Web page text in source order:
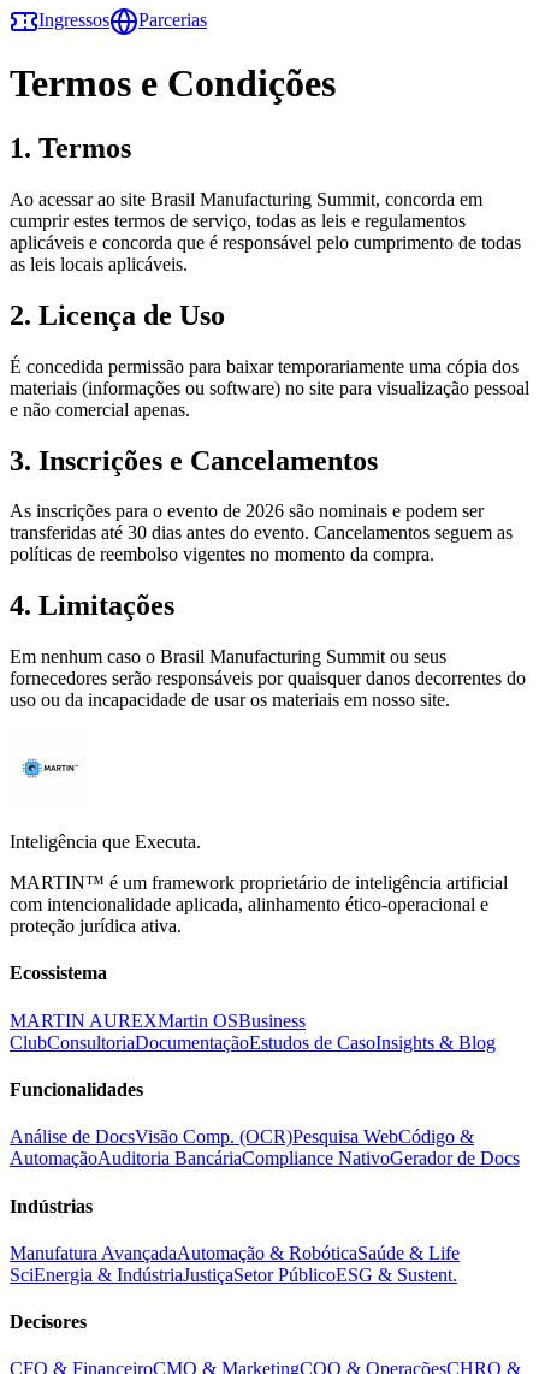
Ingressos Parcerias
Termos e Condições
1. Termos
Ao acessar ao site Brasil Manufacturing Summit, concorda em
cumprir estes termos de serviço, todas as leis e regulamentos
aplicáveis ​​e concorda que é responsável pelo cumprimento de todas
as leis locais aplicáveis.
2. Licença de Uso
É concedida permissão para baixar temporariamente uma cópia dos
materiais (informações ou software) no site para visualização pessoal
e não comercial apenas.
3. Inscrições e Cancelamentos
As inscrições para o evento de 2026 são nominais e podem ser
transferidas até 30 dias antes do evento. Cancelamentos seguem as
políticas de reembolso vigentes no momento da compra.
4. Limitações
Em nenhum caso o Brasil Manufacturing Summit ou seus
fornecedores serão responsáveis ​​por quaisquer danos decorrentes do
uso ou da incapacidade de usar os materiais em nosso site.
Inteligência que Executa.
MARTIN™ é um framework proprietário de inteligência artificial
com intencionalidade aplicada, alinhamento ético-operacional e
proteção jurídica ativa.
Ecossistema
MARTIN AUREXMartin OSBusiness
ClubConsultoriaDocumentaçãoEstudos de CasoInsights & Blog
Funcionalidades
Análise de DocsVisão Comp. (OCR)Pesquisa WebCódigo &
AutomaçãoAuditoria BancáriaCompliance NativoGerador de Docs
Indústrias
Manufatura AvançadaAutomação & RobóticaSaúde & Life
SciEnergia & IndústriaJustiçaSetor PúblicoESG & Sustent.
Decisores
CFO & FinanceiroCMO & MarketingCOO & OperaçõesCHRO &